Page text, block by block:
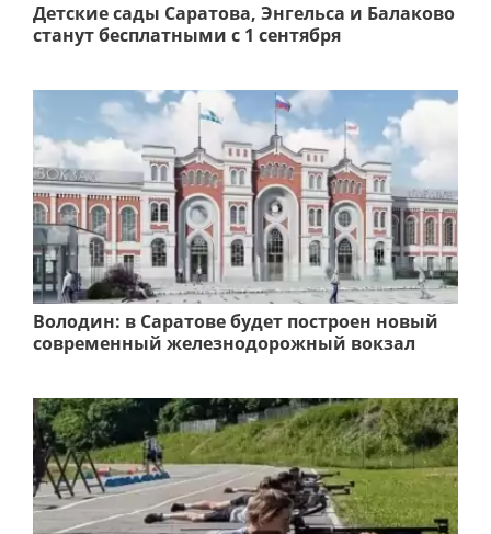
Детские сады Саратова, Энгельса и Балаково
станут бесплатными с 1 сентября
Володин: в Саратове будет построен новый
современный железнодорожный вокзал